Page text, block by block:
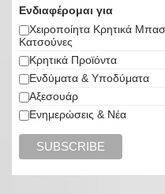
Ενδιαφέρομαι για
Χειροποίητα Κρητικά
Κατσούνες
Κρητικά Προϊόντα
Ενδύματα & Υποδύματα
Αξεσουάρ
Ενημερώσεις & Νέα